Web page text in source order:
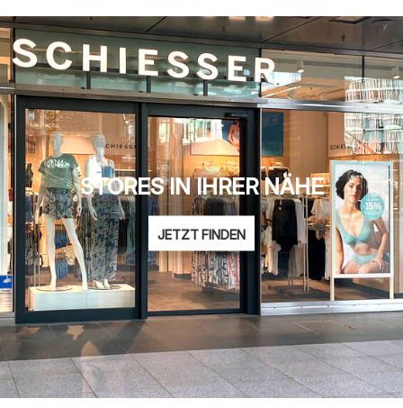
STORES IN IHRER NÄHE
JETZT FINDEN